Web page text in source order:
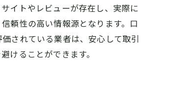
イトやレビューが存在し、実際に
頼性の高い情報源となります。口
されている業者は、安心して取引
けることができます。